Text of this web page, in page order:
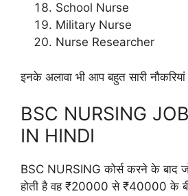
School Nurse
Military Nurse
Nurse Researcher
इनके अलावा भी आप बहुत सारी
BSC NURSING
IN HINDI
BSC NURSING कोर्स करने के बाद जो
होती है वह ₹20000 से ₹40000 के